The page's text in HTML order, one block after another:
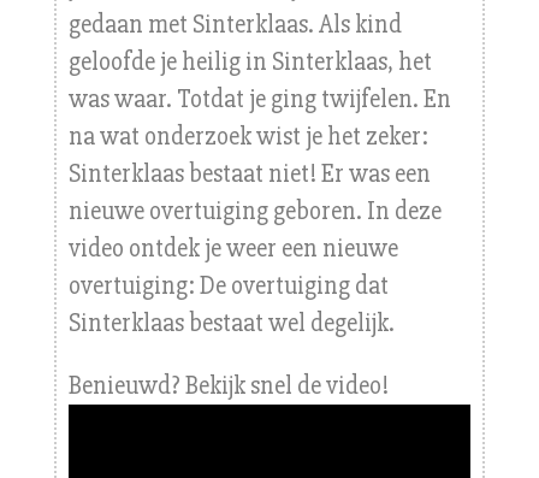
gedaan met Sinterklaas. Als kind
geloofde je heilig in Sinterklaas, het
was waar. Totdat je ging twijfelen. En
na wat onderzoek wist je het zeker:
Sinterklaas bestaat niet! Er was een
nieuwe overtuiging geboren. In deze
video ontdek je weer een nieuwe
overtuiging: De overtuiging dat
Sinterklaas bestaat wel degelijk.
Benieuwd? Bekijk snel de video!